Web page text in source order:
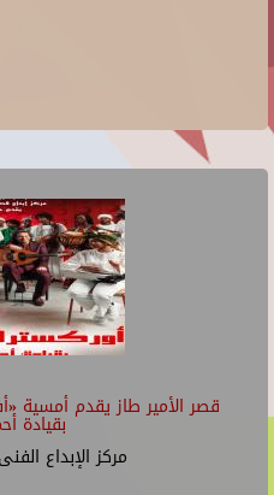
قصر الأمير طاز يقدم أمسية
بقيادة
مركز الإبداع